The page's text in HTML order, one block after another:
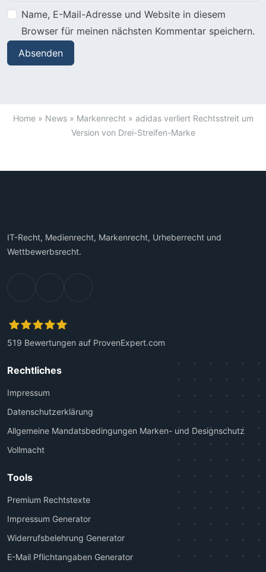
Name, E-Mail-Adresse und Website in diesem
Browser für meinen nächsten Kommentar speichern.
Home» News» Markenrecht» adidas verliert Rechtsstreit um
Version von Drei-Streifen-Marke
IT-Recht, Medienrecht, Markenrecht, Urheberrecht und
Wettbewerbsrecht.
519 Bewertungen auf ProvenExpert.com
Rechtliches
Impressum
Datenschutzerklärung
Allgemeine Mandatsbedingungen Marken- und Designschutz
Vollmacht
Tools
Premium Rechtstexte
Impressum Generator
Widerrufsbelehrung Generator
E-Mail Pflichtangaben Generator